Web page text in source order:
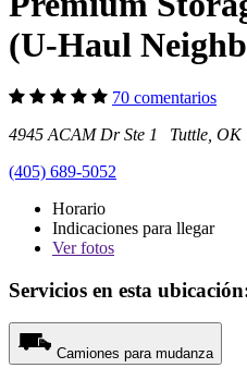
(U-Haul
70 comentarios
4945 ACAM Dr Ste 1 Tuttle, OK
(405) 689-5052
Horario
Indicaciones para llegar
Verfotos
Servicios en esta
Camiones para mudanza